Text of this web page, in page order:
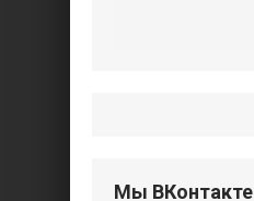
Мы ВКонтакте